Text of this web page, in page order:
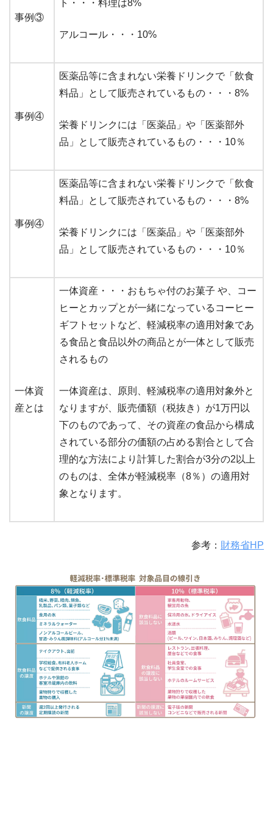
事例③
ト・・・料理は8%
アルコール・・・10%
事例④
医薬品等に含まれない栄養ドリンクで「飲食
料品」として販売されているもの・・・8%
栄養ドリンクには「医薬品」や「医薬部外
品」として販売されているもの・・・10％
事例④
医薬品等に含まれない栄養ドリンクで「飲食
料品」として販売されているもの・・・8%
栄養ドリンクには「医薬品」や「医薬部外
品」として販売されているもの・・・10％
一体資
産とは
一体資産・・・おもちゃ付のお菓子 や、コー
ヒーとカップとが一緒になっているコーヒー
ギフトセットなど、軽減税率の適用対象であ
る食品と食品以外の商品とが一体として販売
されるもの
一体資産は、原則、軽減税率の適用対象外と
なりますが、販売価額（税抜き）が1万円以
下のものであって、その資産の食品から構成
されている部分の価額の占める割合として合
理的な方法により計算した割合が3分の2以上
のものは、全体が軽減税率（8％）の適用対
象となります。
参考： 財務省HP